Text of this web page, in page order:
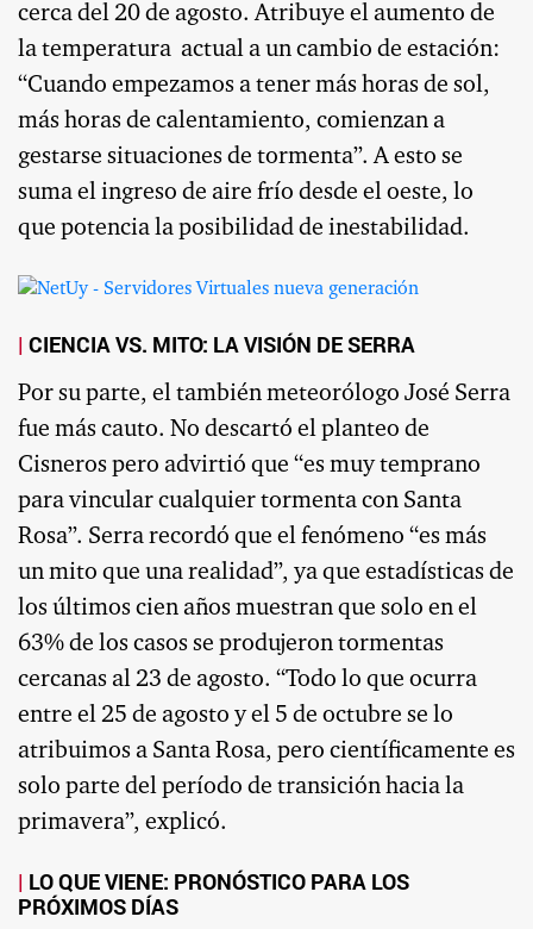
cerca del 20 de agosto. Atribuye el aumento de
la temperatura actual a un cambio de estación:
“Cuando empezamos a tener más horas de sol,
más horas de calentamiento, comienzan a
gestarse situaciones de tormenta”. A esto se
suma el ingreso de aire frío desde el oeste, lo
que potencia la posibilidad de inestabilidad.
CIENCIA VS. MITO: LA VISIÓN DE SERRA
Por su parte, el también meteorólogo José Serra
fue más cauto. No descartó el planteo de
Cisneros pero advirtió que “es muy temprano
para vincular cualquier tormenta con Santa
Rosa”. Serra recordó que el fenómeno “es más
un mito que una realidad”, ya que estadísticas de
los últimos cien años muestran que solo en el
63% de los casos se produjeron tormentas
cercanas al 23 de agosto. “Todo lo que ocurra
entre el 25 de agosto y el 5 de octubre se lo
atribuimos a Santa Rosa, pero científicamente es
solo parte del período de transición hacia la
primavera”, explicó.
LO QUE VIENE: PRONÓSTICO PARA LOS
PRÓXIMOS DÍAS